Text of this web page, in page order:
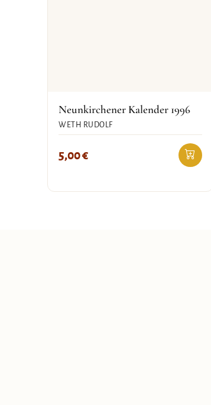
Neunkirchener Kalender 1996
WETH RUDOLF
5,00€